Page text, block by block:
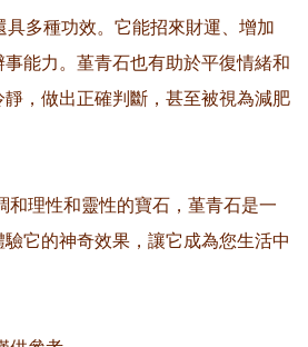
具多種功效。它能招來財運、增加
事能力。堇青石也有助於平復情緒和
，做出正確判斷，甚至被視為減肥
和理性和靈性的寶石，堇青石是一
它的神奇效果，讓它成為您生活中